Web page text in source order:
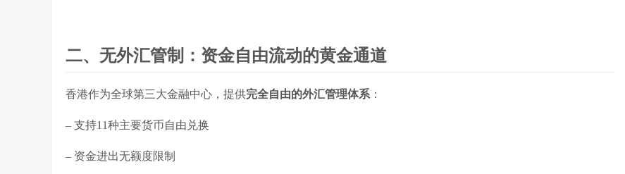
二、无外汇管制：资金自由流动的黄金通道
香港作为全球第三大金融中心，提供完全自由的外汇管理体系 ：
– 支持11种主要货币自由兑换
– 资金进出无额度限制